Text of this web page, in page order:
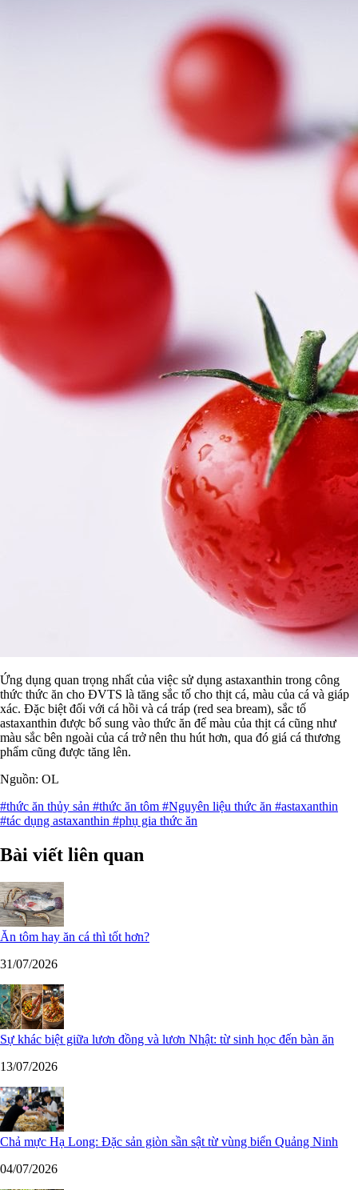
Ứng dụng quan trọng nhất của việc sử dụng astaxanthin trong công
thức thức ăn cho ĐVTS là tăng sắc tố cho thịt cá, màu của cá và giáp
xác. Đặc biệt đối với cá hồi và cá tráp (red sea bream), sắc tố
astaxanthin được bổ sung vào thức ăn để màu của thịt cá cũng như
màu sắc bên ngoài của cá trở nên thu hút hơn, qua đó giá cá thương
phẩm cũng được tăng lên.
Nguồn: OL
#thức ăn thủy sản #thức ăn tôm #Nguyên liệu thức ăn #astaxanthin
#tác dụng astaxanthin #phụ gia thức ăn
Bài viết liên quan
Ăn tôm hay ăn cá thì tốt hơn?
31/07/2026
Sự khác biệt giữa lươn đồng và lươn Nhật: từ sinh học đến bàn ăn
13/07/2026
Chả mực Hạ Long: Đặc sản giòn sần sật từ vùng biển Quảng Ninh
04/07/2026